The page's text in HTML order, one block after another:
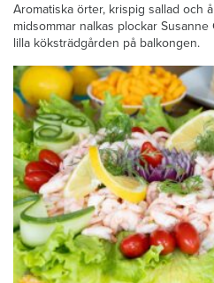
Aromatiska örter, krispig sallad och
midsommar nalkas plockar
lilla köksträdgården på balkongen.